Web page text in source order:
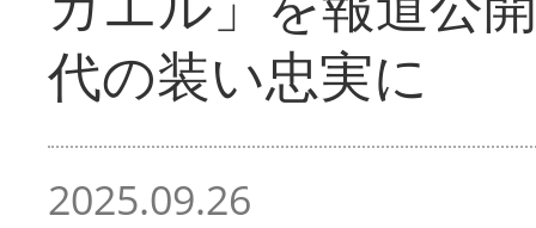
代の装い忠実に
2025.09.26